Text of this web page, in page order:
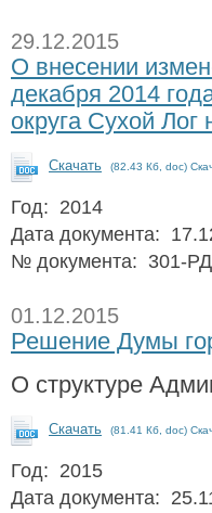
29.12.2015
О внесении
декабря 2014
округа Сухой
Скачать (82.43 Кб, doc)
Год: 2014
Дата документа:
№ документа: 301-РД
01.12.2015
Решение Думы
О структуре
Скачать (81.41 Кб, doc)
Год: 2015
Дата документа: